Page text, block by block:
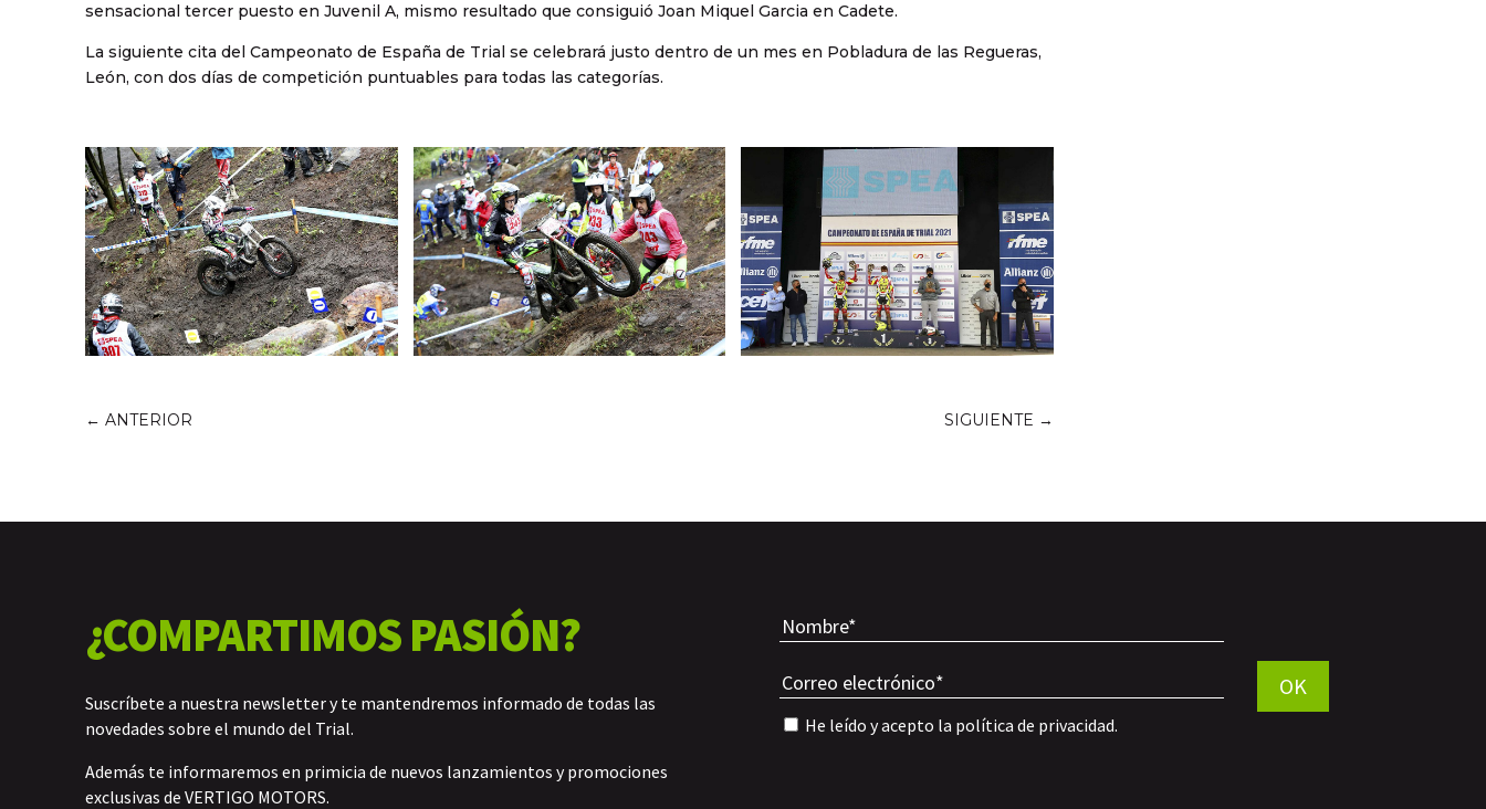
sensacional tercer puesto en Juvenil A, mismo resultado que consiguió Joan Miquel Garcia en Cadete.
La siguiente cita del Campeonato de España de Trial se celebrará justo dentro de un mes en Pobladura de las Regueras,
León, con dos días de competición puntuables para todas las categorías.
← ANTERIOR SIGUIENTE →
¿COMPARTIMOS PASIÓN?
Suscríbete a nuestra newsletter y te mantendremos informado de todas las
novedades sobre el mundo del Trial.
Además te informaremos en primicia de nuevos lanzamientos y promociones
exclusivas de VERTIGO MOTORS.
He leído y acepto la política de privacidad.
OK